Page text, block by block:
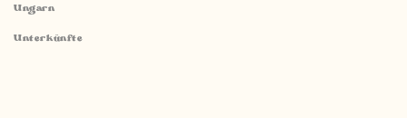
Ungarn
Unterkünfte